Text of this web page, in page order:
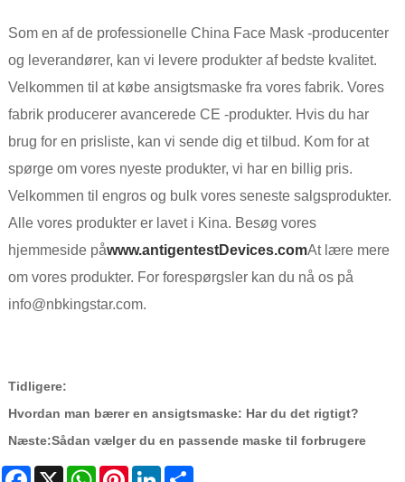
Som en af ​​de professionelle China Face Mask -producenter
og leverandører, kan vi levere produkter af bedste kvalitet.
Velkommen til at købe ansigtsmaske fra vores fabrik. Vores
fabrik producerer avancerede CE -produkter. Hvis du har
brug for en prisliste, kan vi sende dig et tilbud. Kom for at
spørge om vores nyeste produkter, vi har en billig pris.
Velkommen til engros og bulk vores seneste salgsprodukter.
Alle vores produkter er lavet i Kina. Besøg vores
hjemmeside påwww.antigentestDevices.comAt lære mere
om vores produkter. For forespørgsler kan du nå os på
info@nbkingstar.com.
Tidligere:
Hvordan man bærer en ansigtsmaske: Har du det rigtigt?
Næste:Sådan vælger du en passende maske til forbrugere
Facebook
X WhatsAppPinterestLinkedIn